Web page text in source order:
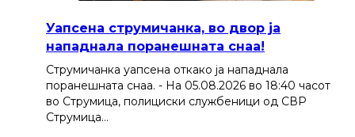
Уапсена струмичанка, во двор ја
нападнала поранешната снаа!
Струмичанка уапсена откако ја нападнала
поранешната снаа. - На 05.08.2026 во 18:40 часот
во Струмица, полициски службеници од СВР
Струмица…